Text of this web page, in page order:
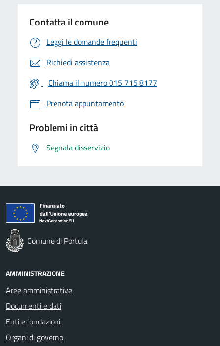
Contatta il comune
Leggi le domande frequenti
Richiedi assistenza
Chiama il numero 015 715 8177
Prenota appuntamento
Problemi in città
Segnala disservizio
Comune di Portula
AMMINISTRAZIONE
Aree amministrative
Documenti e dati
Enti e fondazioni
Organi di governo